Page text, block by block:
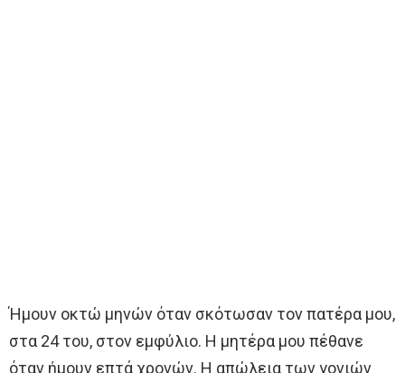
Ήμουν οκτώ μηνών όταν σκότωσαν τον πατέρα μου,
στα 24 του, στον εμφύλιο. Η μητέρα μου πέθανε
όταν ήμουν επτά χρονών. Η απώλεια των γονιών